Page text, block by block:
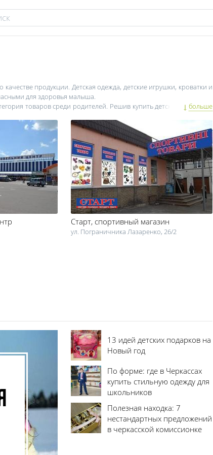
продукции. Детская одежда, детские игрушки, кроватки и
для здоровья малыша.
товаров среди родителей. Решив купить детские игрушки в
и аллергии. Детское белье, которое непосредственно
только ребенок начнет расти, на выбор детской одежды и обуви
настольно удобной, чтобы не стеснять движений и помогать
удобными и для ребенка, и для мамы. Большинство кроваток
чтобы все детали кроватки были гладенько отполированы. Все
коляску, родители, в первую очередь, должны обратить
лет коляска станет вашим лучшим помощником. Прежде чем
наличием сертификатов качества. Ответственный
больше
Старт, спортивный магазин
ул. Пограничника Лазаренко, 26/2
13 идей детских подарков на
Новый год
По форме: где в Черкассах
купить стильную одежду для
школьников
Полезная находка: 7
нестандартных предложений
в черкасской комиссионке